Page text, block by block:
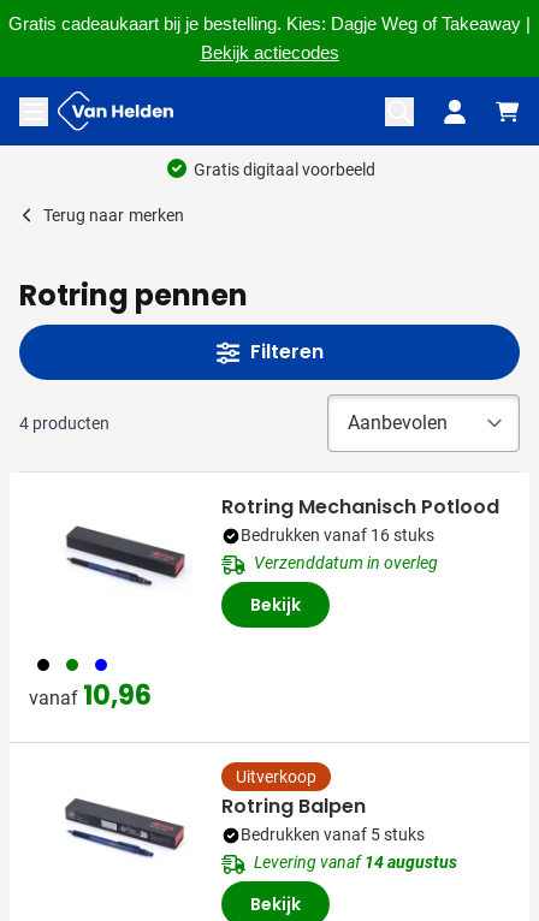
Gratis cadeaukaart bij je bestelling. Kies: Dagje Weg of Takeaway |
Bekijk actiecodes
Ga naar de inhoud
Menu openen
Gratis digitaal voorbeeld
Terug naar merken
Rotring pennen
Filteren
4 producten
001 004 005
vanaf 10,96
Rotring Mechanisch Potlood
Bedrukken vanaf 16 stuks
Verzenddatum in overleg
Bekijk
Uitverkoop
Rotring Balpen
Bedrukken vanaf 5 stuks
Levering vanaf14 augustus
Bekijk